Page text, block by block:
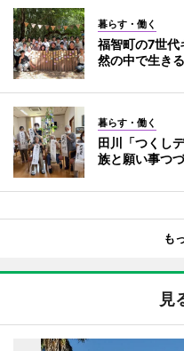
暮らす・働く
福智町の7世
然の中で生き
暮らす・働く
田川「つくし
族と願い事つ
も
見